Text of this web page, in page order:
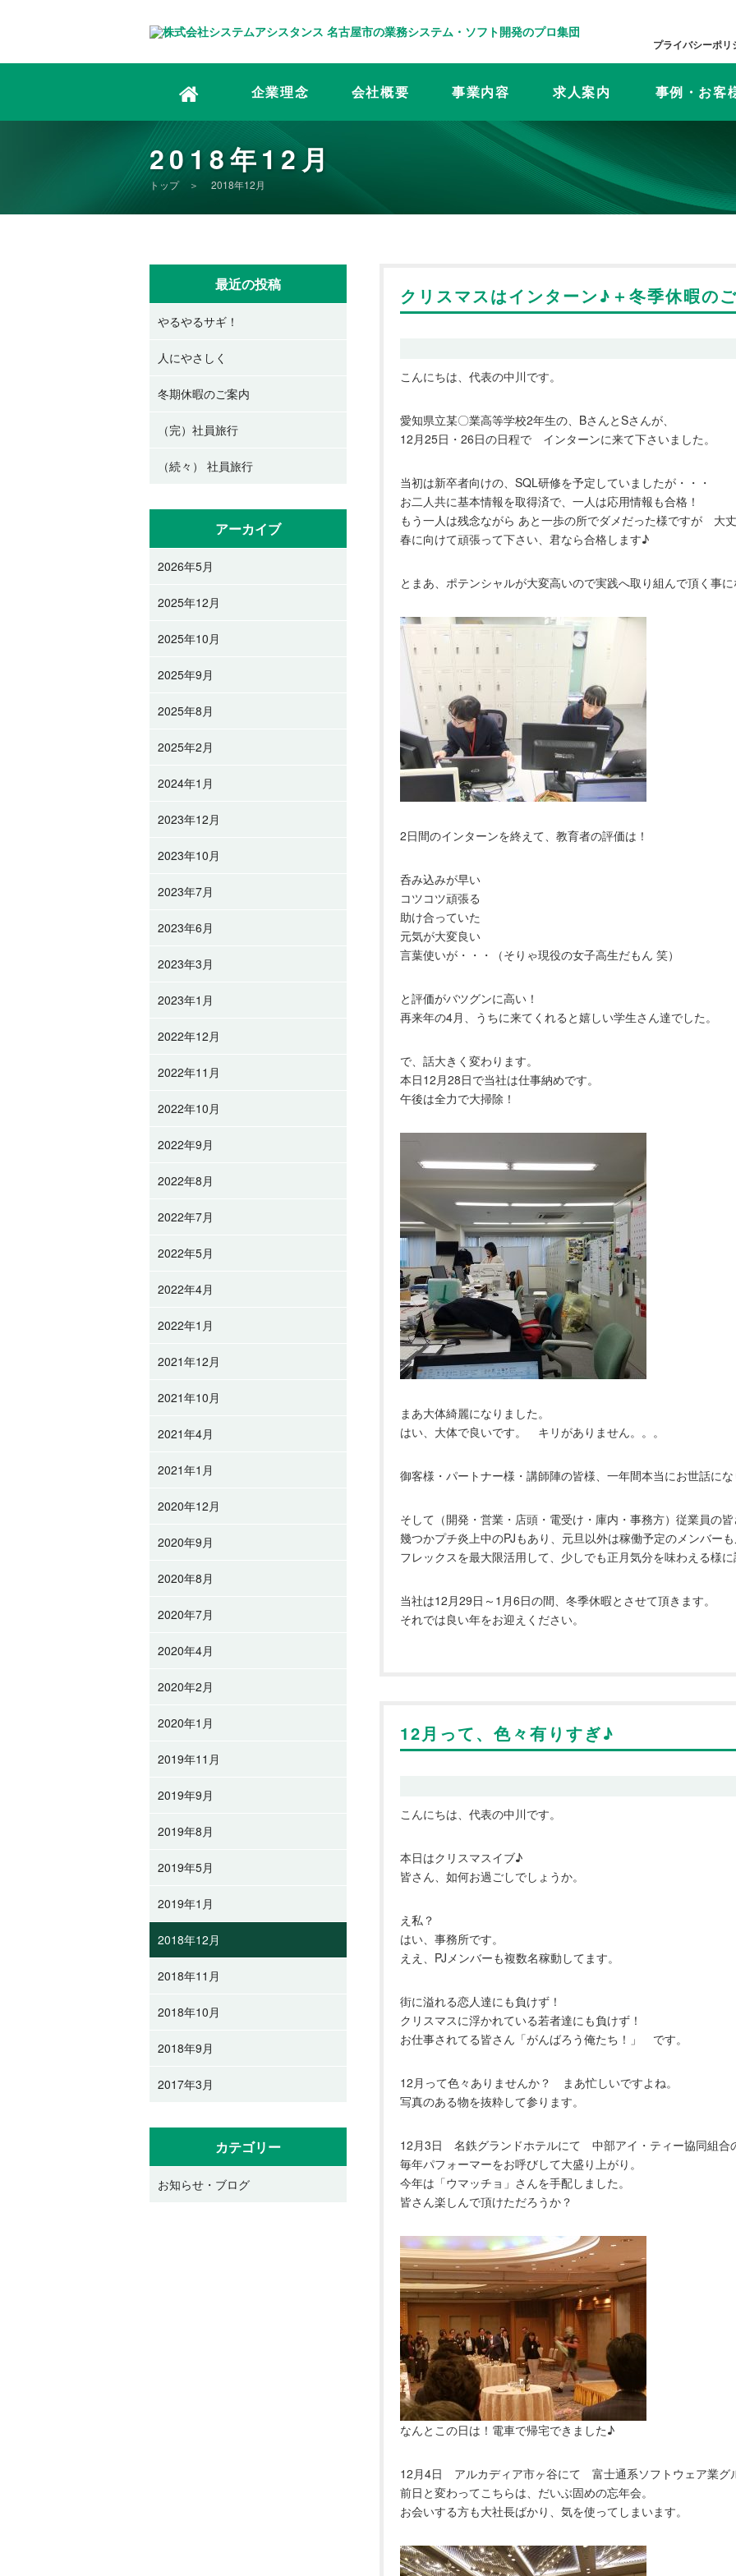
プライバシーポリ
企業理念 会社概要 事業内容 求人案内 事例・お客
2018年12月
トップ＞ 2018年12月
クリスマスはインターン♪＋冬季休暇の
こんにちは、代表の中川です。
愛知県立某〇業高等学校2年生の、BさんとSさんが、
12月25日・26日の日程で インターンに来て下さいました。
当初は新卒者向けの、SQL研修を予定していましたが・・・
お二人共に基本情報を取得済で、一人は応用情報も合格！
もう一人は残念ながら あと一歩の所でダメだった様ですが 大
春に向けて頑張って下さい、君なら合格します♪
とまあ、ポテンシャルが大変高いので実践へ取り組んで頂く事に
2日間のインターンを終えて、教育者の評価は！
呑み込みが早い
コツコツ頑張る
助け合っていた
元気が大変良い
言葉使いが・・・（そりゃ現役の女子高生だもん 笑）
と評価がバツグンに高い！
再来年の4月、うちに来てくれると嬉しい学生さん達でした。
で、話大きく変わります。
本日12月28日で当社は仕事納めです。
午後は全力で大掃除！
まあ大体綺麗になりました。
はい、大体で良いです。 キリがありません。。。
御客様・パートナー様・講師陣の皆様、一年間本当にお世話にな
そして（開発・営業・店頭・電受け・庫内・事務方）従業員の皆
幾つかプチ炎上中のPJもあり、元旦以外は稼働予定のメンバーも
フレックスを最大限活用して、少しでも正月気分を味わえる様に
当社は12月29日～1月6日の間、冬季休暇とさせて頂きます。
それでは良い年をお迎えください。
12月って、色々有りすぎ♪
こんにちは、代表の中川です。
本日はクリスマスイブ♪
皆さん、如何お過ごしでしょうか。
え私？
はい、事務所です。
ええ、PJメンバーも複数名稼動してます。
街に溢れる恋人達にも負けず！
クリスマスに浮かれている若者達にも負けず！
お仕事されてる皆さん「がんばろう俺たち！」 です。
12月って色々ありませんか？ まあ忙しいですよね。
写真のある物を抜粋して参ります。
12月3日 名鉄グランドホテルにて 中部アイ・ティー協同組合
毎年パフォーマーをお呼びして大盛り上がり。
今年は「ウマッチョ」さんを手配しました。
皆さん楽しんで頂けただろうか？
なんとこの日は！電車で帰宅できました♪
12月4日 アルカディア市ヶ谷にて 富士通系ソフトウェア業グ
前日と変わってこちらは、だいぶ固めの忘年会。
お会いする方も大社長ばかり、気を使ってしまいます。
最近の投稿
やるやるサギ！
人にやさしく
冬期休暇のご案内
（完）社員旅行
（続々） 社員旅行
アーカイブ
2026年5月
2025年12月
2025年10月
2025年9月
2025年8月
2025年2月
2024年1月
2023年12月
2023年10月
2023年7月
2023年6月
2023年3月
2023年1月
2022年12月
2022年11月
2022年10月
2022年9月
2022年8月
2022年7月
2022年5月
2022年4月
2022年1月
2021年12月
2021年10月
2021年4月
2021年1月
2020年12月
2020年9月
2020年8月
2020年7月
2020年4月
2020年2月
2020年1月
2019年11月
2019年9月
2019年8月
2019年5月
2019年1月
2018年12月
2018年11月
2018年10月
2018年9月
2017年3月
カテゴリー
お知らせ・ブログ